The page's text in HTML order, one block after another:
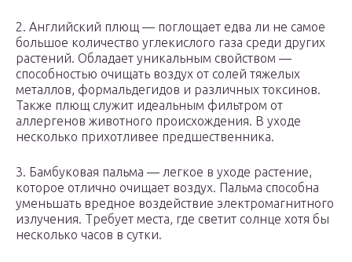
2. Английский плющ — поглощает едва ли не самое
большое количество углекислого газа среди других
растений. Обладает уникальным свойством —
способностью очищать воздух от солей тяжелых
металлов, формальдегидов и различных токсинов.
Также плющ служит идеальным фильтром от
аллергенов животного происхождения. В уходе
несколько прихотливее предшественника.
3. Бамбуковая пальма — легкое в уходе растение,
которое отлично очищает воздух. Пальма способна
уменьшать вредное воздействие электромагнитного
излучения. Требует места, где светит солнце хотя бы
несколько часов в сутки.